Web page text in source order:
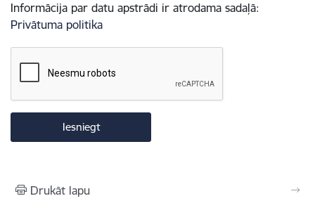
Informācija par datu apstrādi ir atrodama sadaļā:
Privātuma politika
Drukāt lapu